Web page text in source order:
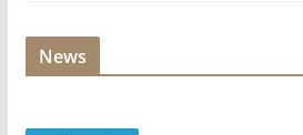
News